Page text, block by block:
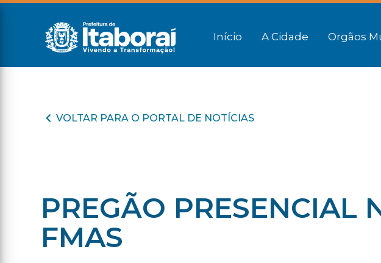
Início A Cidade Orgãos
VOLTAR PARA O PORTAL DE NOTÍCIAS
PREGÃO PRESENCIAL
FMAS